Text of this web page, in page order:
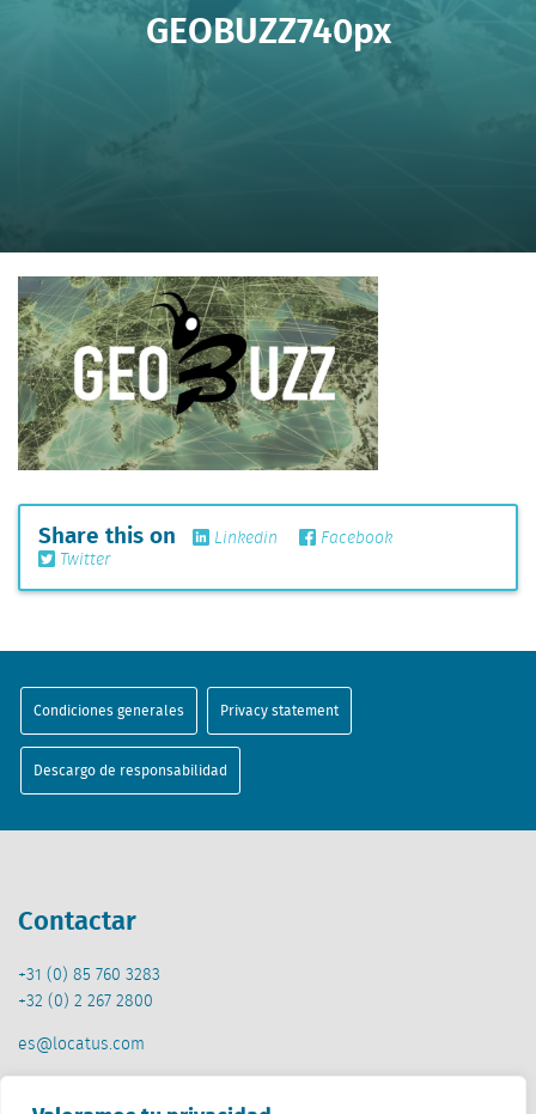
GEOBUZZ740px
Share this on Linkedin
Facebook
Twitter
Condiciones generales Privacy statement
Descargo de responsabilidad
Contactar
+31 (0) 85 760 3283
+32 (0) 2 267 2800
es@locatus.com
Oficina